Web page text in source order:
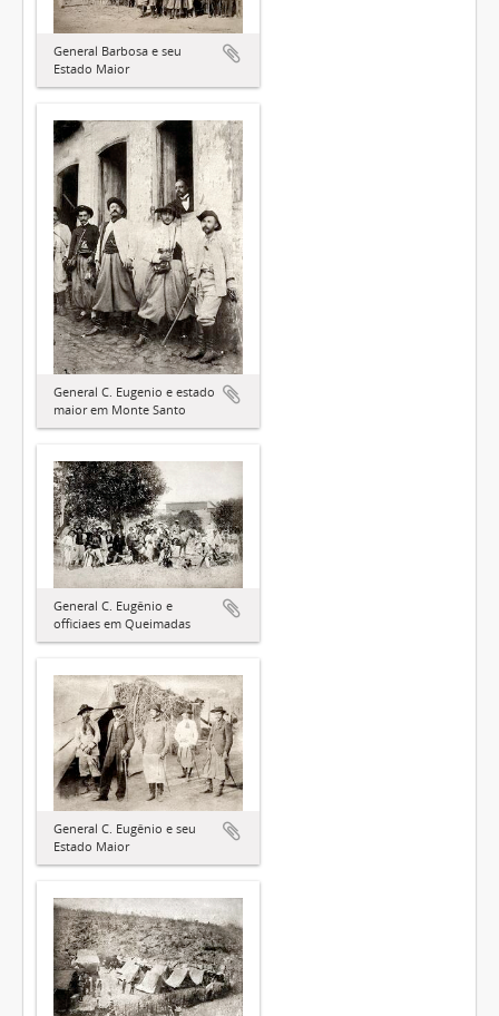
General Barbosa e seu
Estado Maior
General C. Eugenio e estado
maior em Monte Santo
General C. Eugênio e
officiaes em Queimadas
General C. Eugênio e seu
Estado Maior